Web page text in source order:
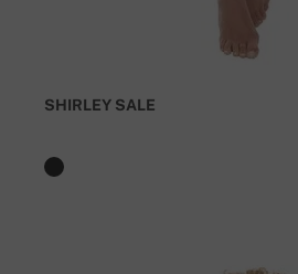
SHIRLEY SALE